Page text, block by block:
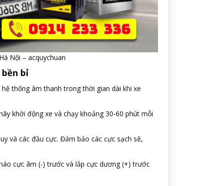
Nội – acquychuan
bỉ
thống âm thanh trong thời gian dài khi xe
khởi động xe và chạy khoảng 30-60 phút mỗi
và các đầu cực. Đảm bảo các cực sạch sẽ,
cực âm (-) trước và lắp cực dương (+) trước